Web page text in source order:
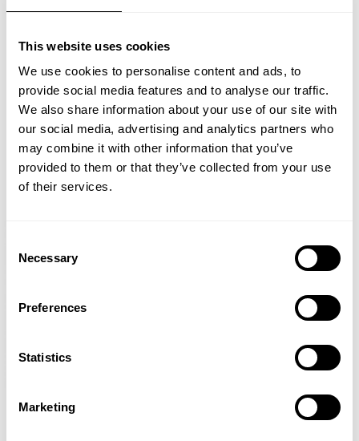
This website uses cookies
We use cookies to personalise content and ads, to
provide social media features and to analyse our traffic.
We also share information about your use of our site with
our social media, advertising and analytics partners who
may combine it with other information that you’ve
provided to them or that they’ve collected from your use
of their services.
Selection
Necessary
Preferences
Statistics
Marketing